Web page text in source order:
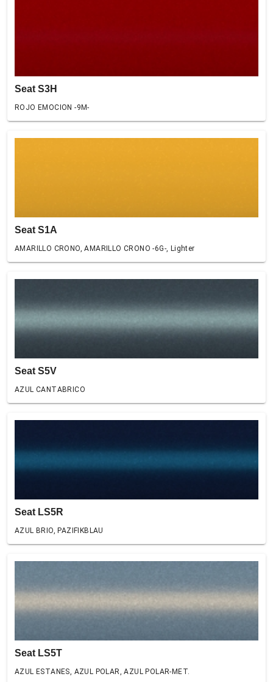
Seat S3H
ROJO EMOCION -9M-
Seat S1A
AMARILLO CRONO, AMARILLO CRONO -6G-, Lighter
Seat S5V
AZUL CANTABRICO
Seat LS5R
AZUL BRIO, PAZIFIKBLAU
Seat LS5T
AZUL ESTANES, AZUL POLAR, AZUL POLAR-MET.